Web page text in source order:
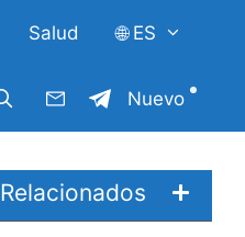
Salud 🌐 ES
Nuevo
Relacionados